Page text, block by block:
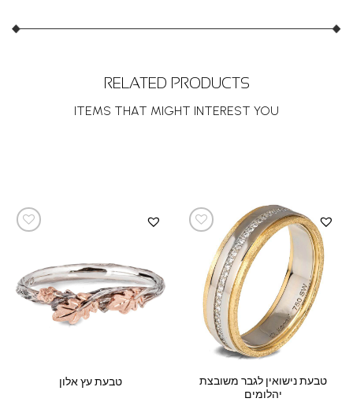
RELATED PRODUCTS
ITEMS THAT MIGHT INTEREST YOU
טבעת נישואין לגבר משובצת
יהלומים
טבעת עץ אלון